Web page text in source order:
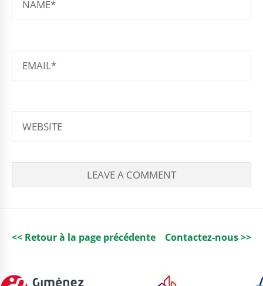
<< Retour à la page précédente Contactez-nous >>